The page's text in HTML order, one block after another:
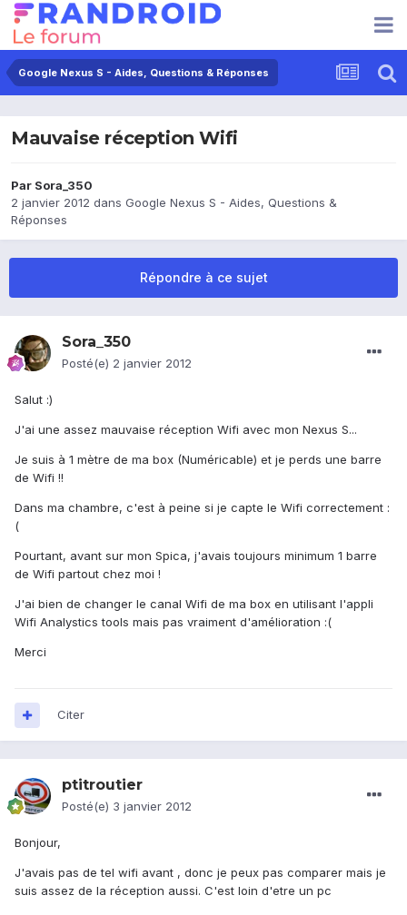
Google Nexus S - Aides, Questions & Réponses
Mauvaise réception Wifi
Par Sora_350
2 janvier 2012 dans Google Nexus S - Aides, Questions &
Réponses
Répondre à ce sujet
Sora_350
Posté(e) 2 janvier 2012
Salut :)
J'ai une assez mauvaise réception Wifi avec mon Nexus S...
Je suis à 1 mètre de ma box (Numéricable) et je perds une barre
de Wifi !!
Dans ma chambre, c'est à peine si je capte le Wifi correctement :
(
Pourtant, avant sur mon Spica, j'avais toujours minimum 1 barre
de Wifi partout chez moi !
J'ai bien de changer le canal Wifi de ma box en utilisant l'appli
Wifi Analystics tools mais pas vraiment d'amélioration :(
Merci
Citer
ptitroutier
Posté(e) 3 janvier 2012
Bonjour,
J'avais pas de tel wifi avant , donc je peux pas comparer mais je
suis assez de la réception aussi. C'est loin d'etre un pc